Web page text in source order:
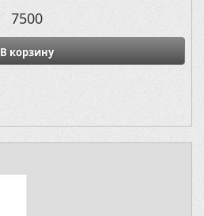
7500
В корзину